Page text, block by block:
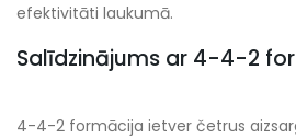
efektivitāti laukumā.
Salīdzinājums ar 4-4-2
4-4-2 formācija ietver četrus